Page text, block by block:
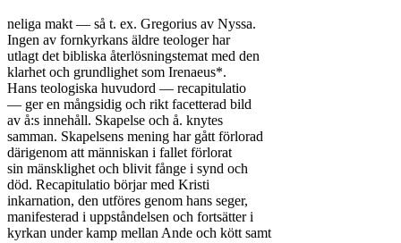
neliga makt — så t. ex. Gregorius av Nyssa.
Ingen av fornkyrkans äldre teologer har
utlagt det bibliska återlösningstemat med den
klarhet och grundlighet som Irenaeus*.
Hans teologiska huvudord — recapitulatio
— ger en mångsidig och rikt facetterad bild
av å:s innehåll. Skapelse och å. knytes
samman. Skapelsens mening har gått förlorad
därigenom att människan i fallet förlorat
sin mänsklighet och blivit fånge i synd och
död. Recapitulatio börjar med Kristi
inkarnation, den utföres genom hans seger,
manifesterad i uppståndelsen och fortsätter i
kyrkan under kamp mellan Ande och kött samt